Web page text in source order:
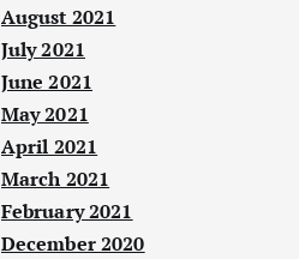
August 2021
July 2021
June 2021
May 2021
April 2021
March 2021
February 2021
December 2020